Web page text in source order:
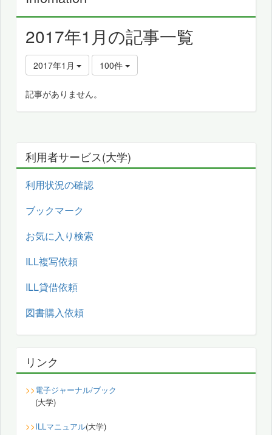
2017年1月の記事一覧
2017年1月 100件
記事がありません。
利用者サービス(大学)
利用状況の確認
ブックマーク
お気に入り検索
ILL複写依頼
ILL貸借依頼
図書購入依頼
リンク
>>電子ジャーナル/ブック
(大学)
>>ILLマニュアル(大学)